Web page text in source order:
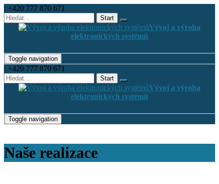
: +420 777 870 671
Vývoj a výroba
elektronických systémů
Toggle navigation
: +420 777 870 671
Vývoj a výroba
elektronických systémů
Toggle navigation
Naše realizace